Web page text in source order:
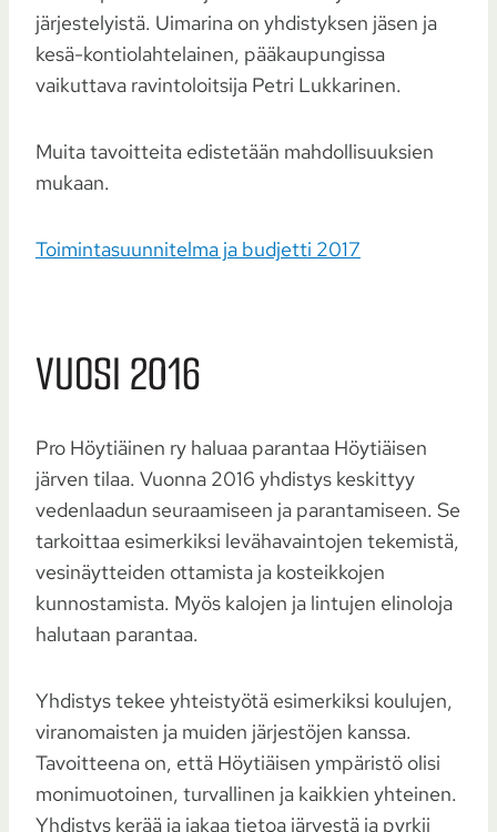
järjestelyistä. Uimarina on yhdistyksen jäsen ja
kesä-kontiolahtelainen, pääkaupungissa
vaikuttava ravintoloitsija Petri Lukkarinen.
Muita tavoitteita edistetään mahdollisuuksien
mukaan.
Toimintasuunnitelma ja budjetti 2017
VUOSI 2016
Pro Höytiäinen ry haluaa parantaa Höytiäisen
järven tilaa. Vuonna 2016 yhdistys keskittyy
vedenlaadun seuraamiseen ja parantamiseen. Se
tarkoittaa esimerkiksi levähavaintojen tekemistä,
vesinäytteiden ottamista ja kosteikkojen
kunnostamista. Myös kalojen ja lintujen elinoloja
halutaan parantaa.
Yhdistys tekee yhteistyötä esimerkiksi koulujen,
viranomaisten ja muiden järjestöjen kanssa.
Tavoitteena on, että Höytiäisen ympäristö olisi
monimuotoinen, turvallinen ja kaikkien yhteinen.
Yhdistys kerää ja jakaa tietoa järvestä ja pyrkii